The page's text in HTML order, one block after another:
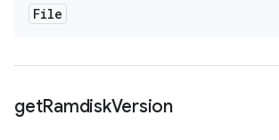
File
getRamdiskVersion